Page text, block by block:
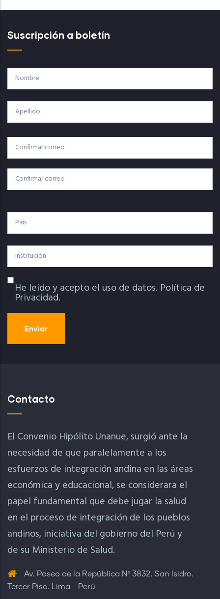
Suscripción a boletín
Nombre
Apellido
Correo
Electrónico
Correo Electrónico
Confirmar Correo
País
Institución
Política De Privacidad
He leído y acepto el uso de datos. Política de
Privacidad.
Contacto
El Convenio Hipólito Unanue, surgió ante la
necesidad de que paralelamente a los
esfuerzos de integración andina en las áreas
económica y educacional, se considerara el
papel fundamental que debe jugar la salud
en el proceso de integración de los pueblos
andinos, iniciativa del gobierno del Perú y
de su Ministerio de Salud.
Av. Paseo de la República Nº 3832, San Isidro.
Tercer Piso. Lima - Perú